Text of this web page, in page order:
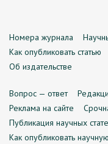
Номера журнала
Как опубликовать статью
Об издательстве
Вопрос — ответ
Реклама на сайте
Публикация научных
Как опубликовать